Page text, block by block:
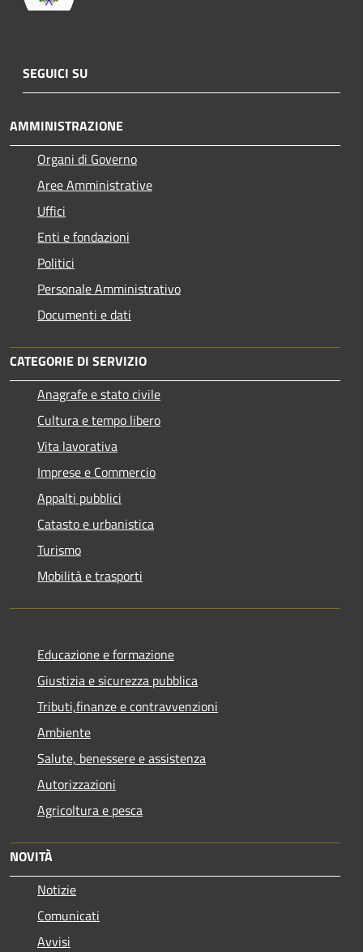
SEGUICI SU
AMMINISTRAZIONE
Organi di Governo
Aree Amministrative
Uffici
Enti e fondazioni
Politici
Personale Amministrativo
Documenti e dati
CATEGORIE DI SERVIZIO
Anagrafe e stato civile
Cultura e tempo libero
Vita lavorativa
Imprese e Commercio
Appalti pubblici
Catasto e urbanistica
Turismo
Mobilità e trasporti
Educazione e formazione
Giustizia e sicurezza pubblica
Tributi,finanze e contravvenzioni
Ambiente
Salute, benessere e assistenza
Autorizzazioni
Agricoltura e pesca
NOVITÀ
Notizie
Comunicati
Avvisi